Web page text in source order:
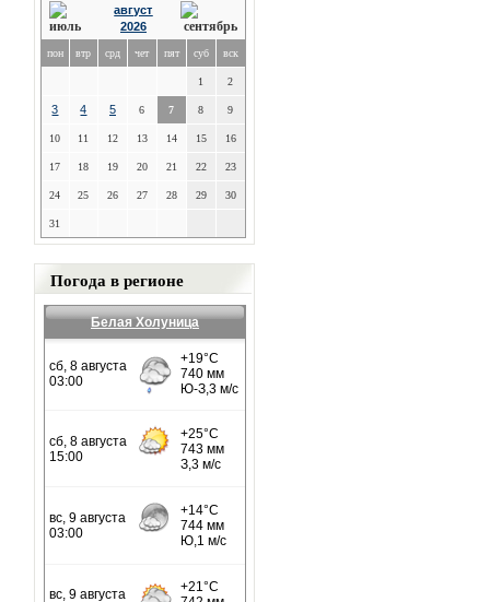
август
2026
пон втр срд чет пят суб вск
1 2
3 4 5 6 7 8 9
10 11 12 13 14 15 16
17 18 19 20 21 22 23
24 25 26 27 28 29 30
31
Погода в регионе
Белая Холуница